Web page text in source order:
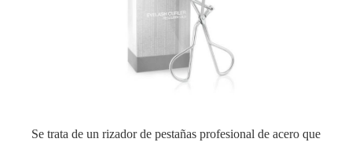
Se trata de un rizador de pestañas profesional de acero que